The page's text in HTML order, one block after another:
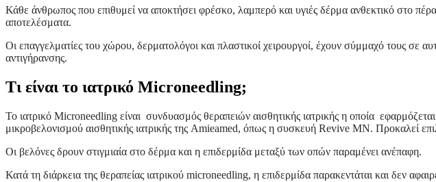
Κάθε άνθρωπος που επιθυμεί να αποκτήσει φρέσκο, λαμπερό και υγιές δέρμα ανθεκτικό στο
αποτελέσματα.
Οι επαγγελματίες του χώρου, δερματολόγοι και πλαστικοί χειρουργοί, έχουν σύμμαχό τους σε
αντιγήρανσης.
Τι είναι το ιατρικό Microneedling;
Το ιατρικό Microneedling είναι συνδυασμός θεραπειών αισθητικής ιατρικής η οποία
μικροβελονισμού αισθητικής ιατρικής της Amieamed, όπως η συσκευή Revive MN. Προκαλεί
Οι βελόνες δρουν στιγμιαία στο δέρμα και η επιδερμίδα μεταξύ των οπών παραμένει ανέπαφη.
Κατά τη διάρκεια της θεραπείας ιατρικού microneedling, η επιδερμίδα παρακεντάται και δεν